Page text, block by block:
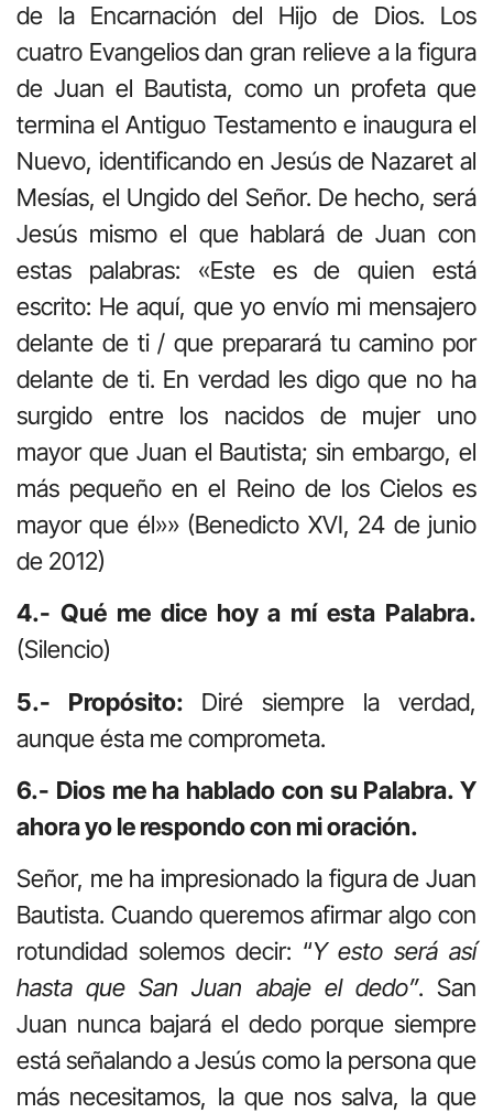
de la Encarnación del Hijo de Dios. Los
cuatro Evangelios dan gran relieve a la figura
de Juan el Bautista, como un profeta que
termina el Antiguo Testamento e inaugura el
Nuevo, identificando en Jesús de Nazaret al
Mesías, el Ungido del Señor. De hecho, será
Jesús mismo el que hablará de Juan con
estas palabras: «Este es de quien está
escrito: He aquí, que yo envío mi mensajero
delante de ti / que preparará tu camino por
delante de ti. En verdad les digo que no ha
surgido entre los nacidos de mujer uno
mayor que Juan el Bautista; sin embargo, el
más pequeño en el Reino de los Cielos es
mayor que él»» (Benedicto XVI, 24 de junio
de 2012)
4.- Qué me dice hoy a mí esta Palabra.
(Silencio)
5.- Propósito: Diré siempre la verdad,
aunque ésta me comprometa.
6.- Dios me ha hablado con su Palabra. Y
ahora yo le respondo con mi oración.
Señor, me ha impresionado la figura de Juan
Bautista. Cuando queremos afirmar algo con
rotundidad solemos decir: “Y esto será así
hasta que San Juan abaje el dedo”. San
Juan nunca bajará el dedo porque siempre
está señalando a Jesús como la persona que
más necesitamos, la que nos salva, la que